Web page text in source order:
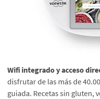
Wifi integrado y acceso
disfrutar de las más de
guiada. Recetas sin gluten,